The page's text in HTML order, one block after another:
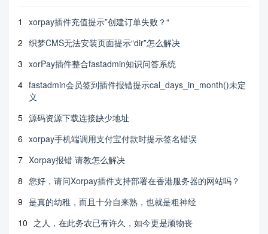
1
xorpay插件充值提示”创建订单失败？“
2 织梦CMS无法安装页面提示“dir”怎么解决
3 xorPay插件整合fastadmin知识问答系统
4 fastadmin会员签到插件报错提示cal_days_in_month()未定
义
5 源码资源下载连接缺少地址
6 xorpay手机端调用支付宝付款时提示签名错误
7 Xorpay报错 请教怎么解决
8 您好，请问Xorpay插件支持部署在香港服务器的网站吗？
9 是真的幼稚，而且十分自来熟，也就是粗神经
10 之人，在此务农已有许久，如今更是顽物丧